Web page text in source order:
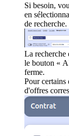
Si besoin,
en
de recherche.
La recherche
le bouton «
ferme.
Pour certains
d'offres